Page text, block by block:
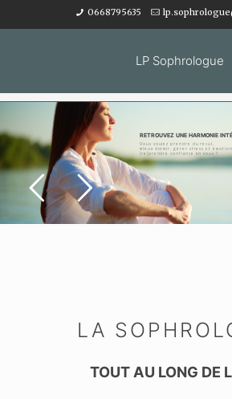
0668795635
LP Sophrologue
RETROUVEZ UNE HARMONIE
Vous voulez prendre du recul,
mieux dormir, gérer stress et
(re)prendre confiance en vous ?
LA
TOUT AU LONG DE